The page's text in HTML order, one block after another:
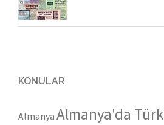
KONULAR
Almanya Almanya'da